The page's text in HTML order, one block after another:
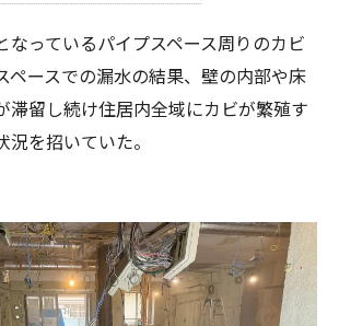
なっているパイプスペース周りのカビ
ペースでの漏水の結果、壁の内部や床
滞留し続け住居内全域にカビが繁殖す
を招いていた。